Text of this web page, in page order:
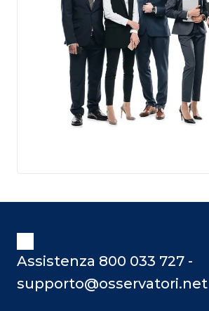
Assistenza 800 033 727 -
supporto@osservatori.net